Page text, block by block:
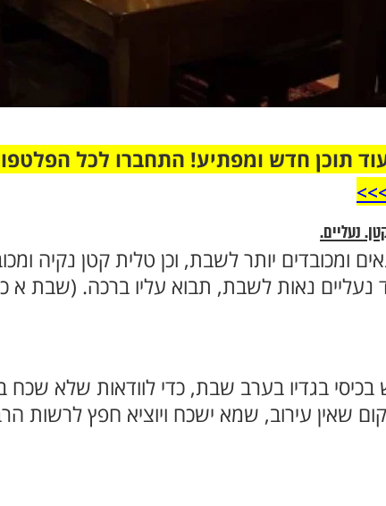
תוכן חדש ומפתיע! התחברו לכל
נעליים.
ומכובדים יותר לשבת, וכן טלית קטן נקיה
נעליים נאות לשבת, תבוא עליו ברכה. (שבת א
בגדיו בערב שבת, כדי לוודאות שלא שכח
שאין עירוב, שמא ישכח ויוציא חפץ לרשות